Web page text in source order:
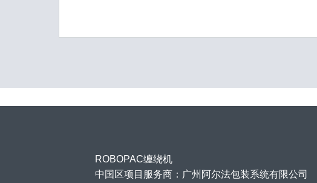
ROBOPAC缠绕机
中国区项目服务商：广州阿尔法包装系统有限公司